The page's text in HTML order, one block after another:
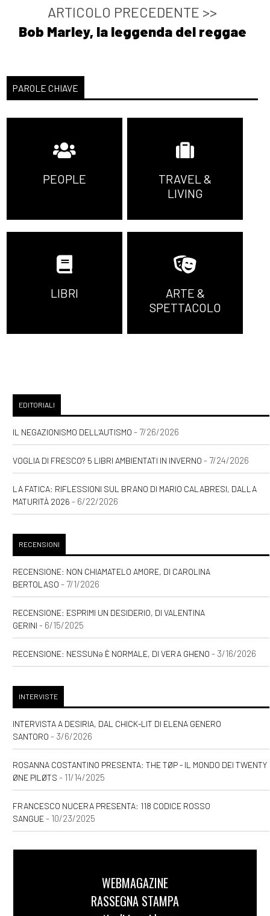
ARTICOLO PRECEDENTE >>
Bob Marley, la leggenda del reggae
PAROLE CHIAVE
PEOPLE
TRAVEL &
LIVING
LIBRI
ARTE &
SPETTACOLO
EDITORIALI
IL NEGAZIONISMO DELL'AUTISMO - 7/26/2026
VOGLIA DI FRESCO? 5 LIBRI AMBIENTATI IN INVERNO - 7/24/2026
LA FATICA: RIFLESSIONI SUL BRANO DI MARIO CALABRESI, DALLA
MATURITÀ 2026 - 6/22/2026
RECENSIONI
RECENSIONE: NON CHIAMATELO AMORE, DI CAROLINA
BERTOLASO - 7/1/2026
RECENSIONE: ESPRIMI UN DESIDERIO, DI VALENTINA
GERINI - 6/15/2025
RECENSIONE: NESSUNƏ È NORMALE, DI VERA GHENO - 3/16/2026
INTERVISTE
INTERVISTA A DESIRIA, DAL CHICK-LIT DI ELENA GENERO
SANTORO - 3/6/2026
ROSANNA COSTANTINO PRESENTA: THE TØP - IL MONDO DEI TWENTY
ØNE PILØTS - 11/14/2025
FRANCESCO NUCERA PRESENTA: 118 CODICE ROSSO
SANGUE- 10/23/2025
WEBMAGAZINE
RASSEGNA STAMPA